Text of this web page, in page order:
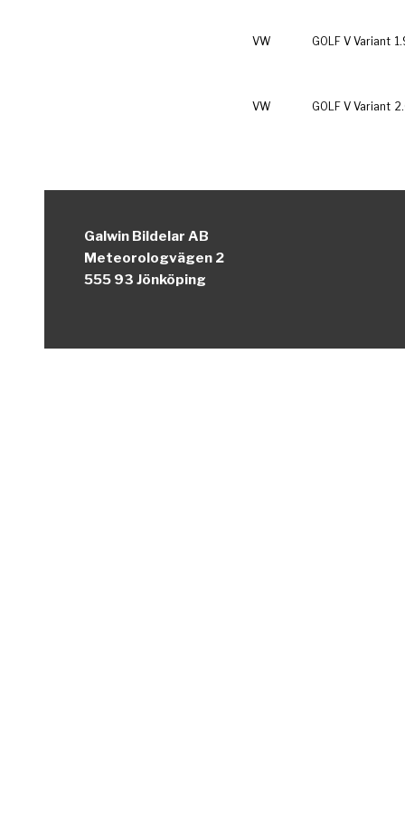
VW GOLF V Variant
VW GOLF V Variant
Galwin Bildelar AB
Meteorologvägen 2
555 93 Jönköping